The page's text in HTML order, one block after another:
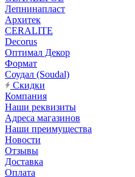
Лепнинапласт
Архитек
CERALITE
Decorus
Оптимал Декор
Формат
Соудал (Soudal)
Скидки
Компания
Наши реквизиты
Адреса магазинов
Наши преимущества
Новости
Отзывы
Доставка
Оплата